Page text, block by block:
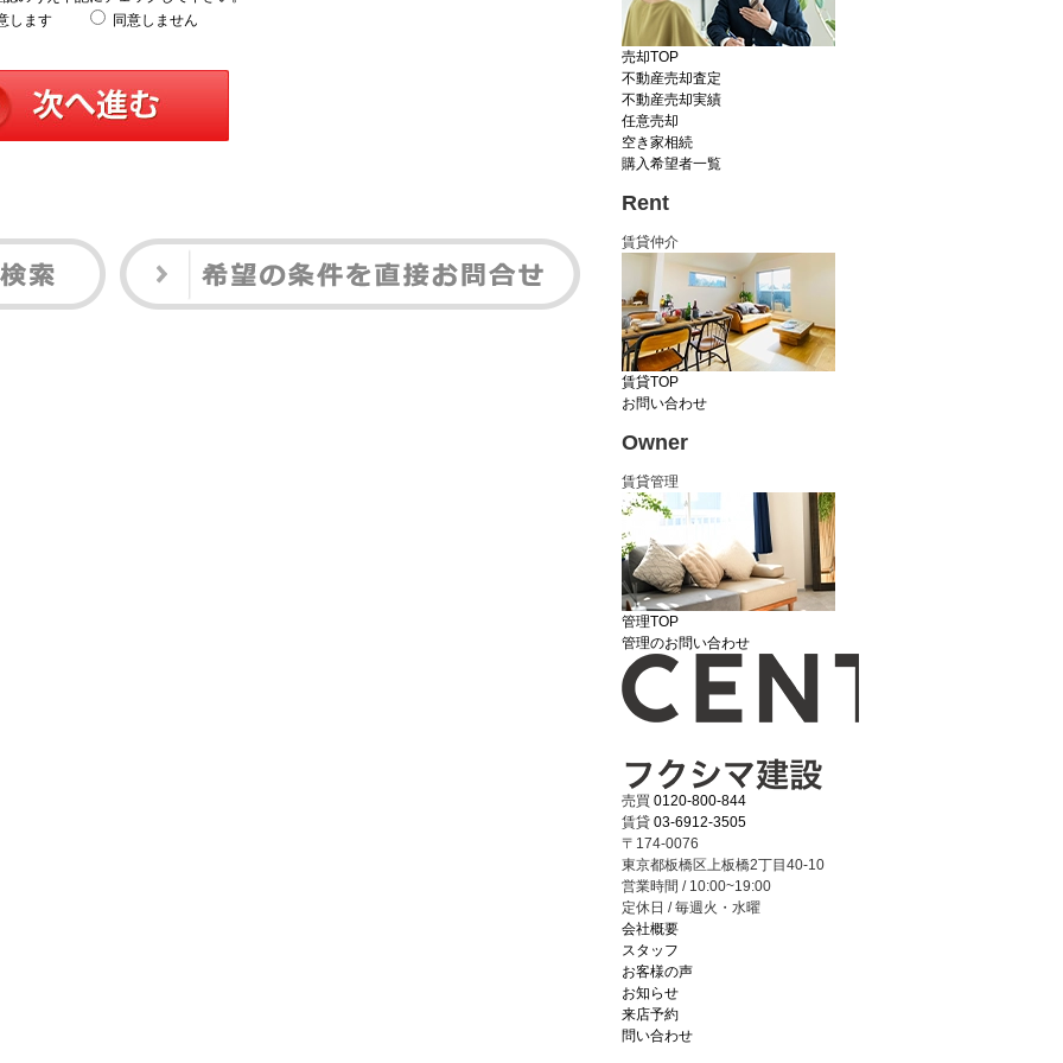
します
同意しません
売却TOP
不動産売却査定
不動産売却実績
任意売却
空き家相続
購入希望者一覧
Rent
賃貸仲介
賃貸TOP
お問い合わせ
Owner
賃貸管理
管理TOP
管理のお問い合わせ
売買 0120-800-844
賃貸 03-6912-3505
〒174-0076
東京都板橋区上板橋2丁目40-10
営業時間 / 10:00~19:00
定休日 / 毎週火・水曜
会社概要
スタッフ
お客様の声
お知らせ
来店予約
問い合わせ